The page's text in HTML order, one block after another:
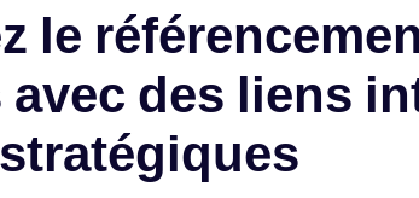
le
des liens
stratégiques